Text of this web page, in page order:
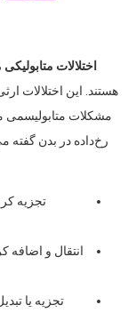
اختلالات
هستند. این اختلالات
مشکلات متابولیسمی
رخ‌داده در بدن گفته
تجزیه
انتقال و اضافه
تجزیه یا